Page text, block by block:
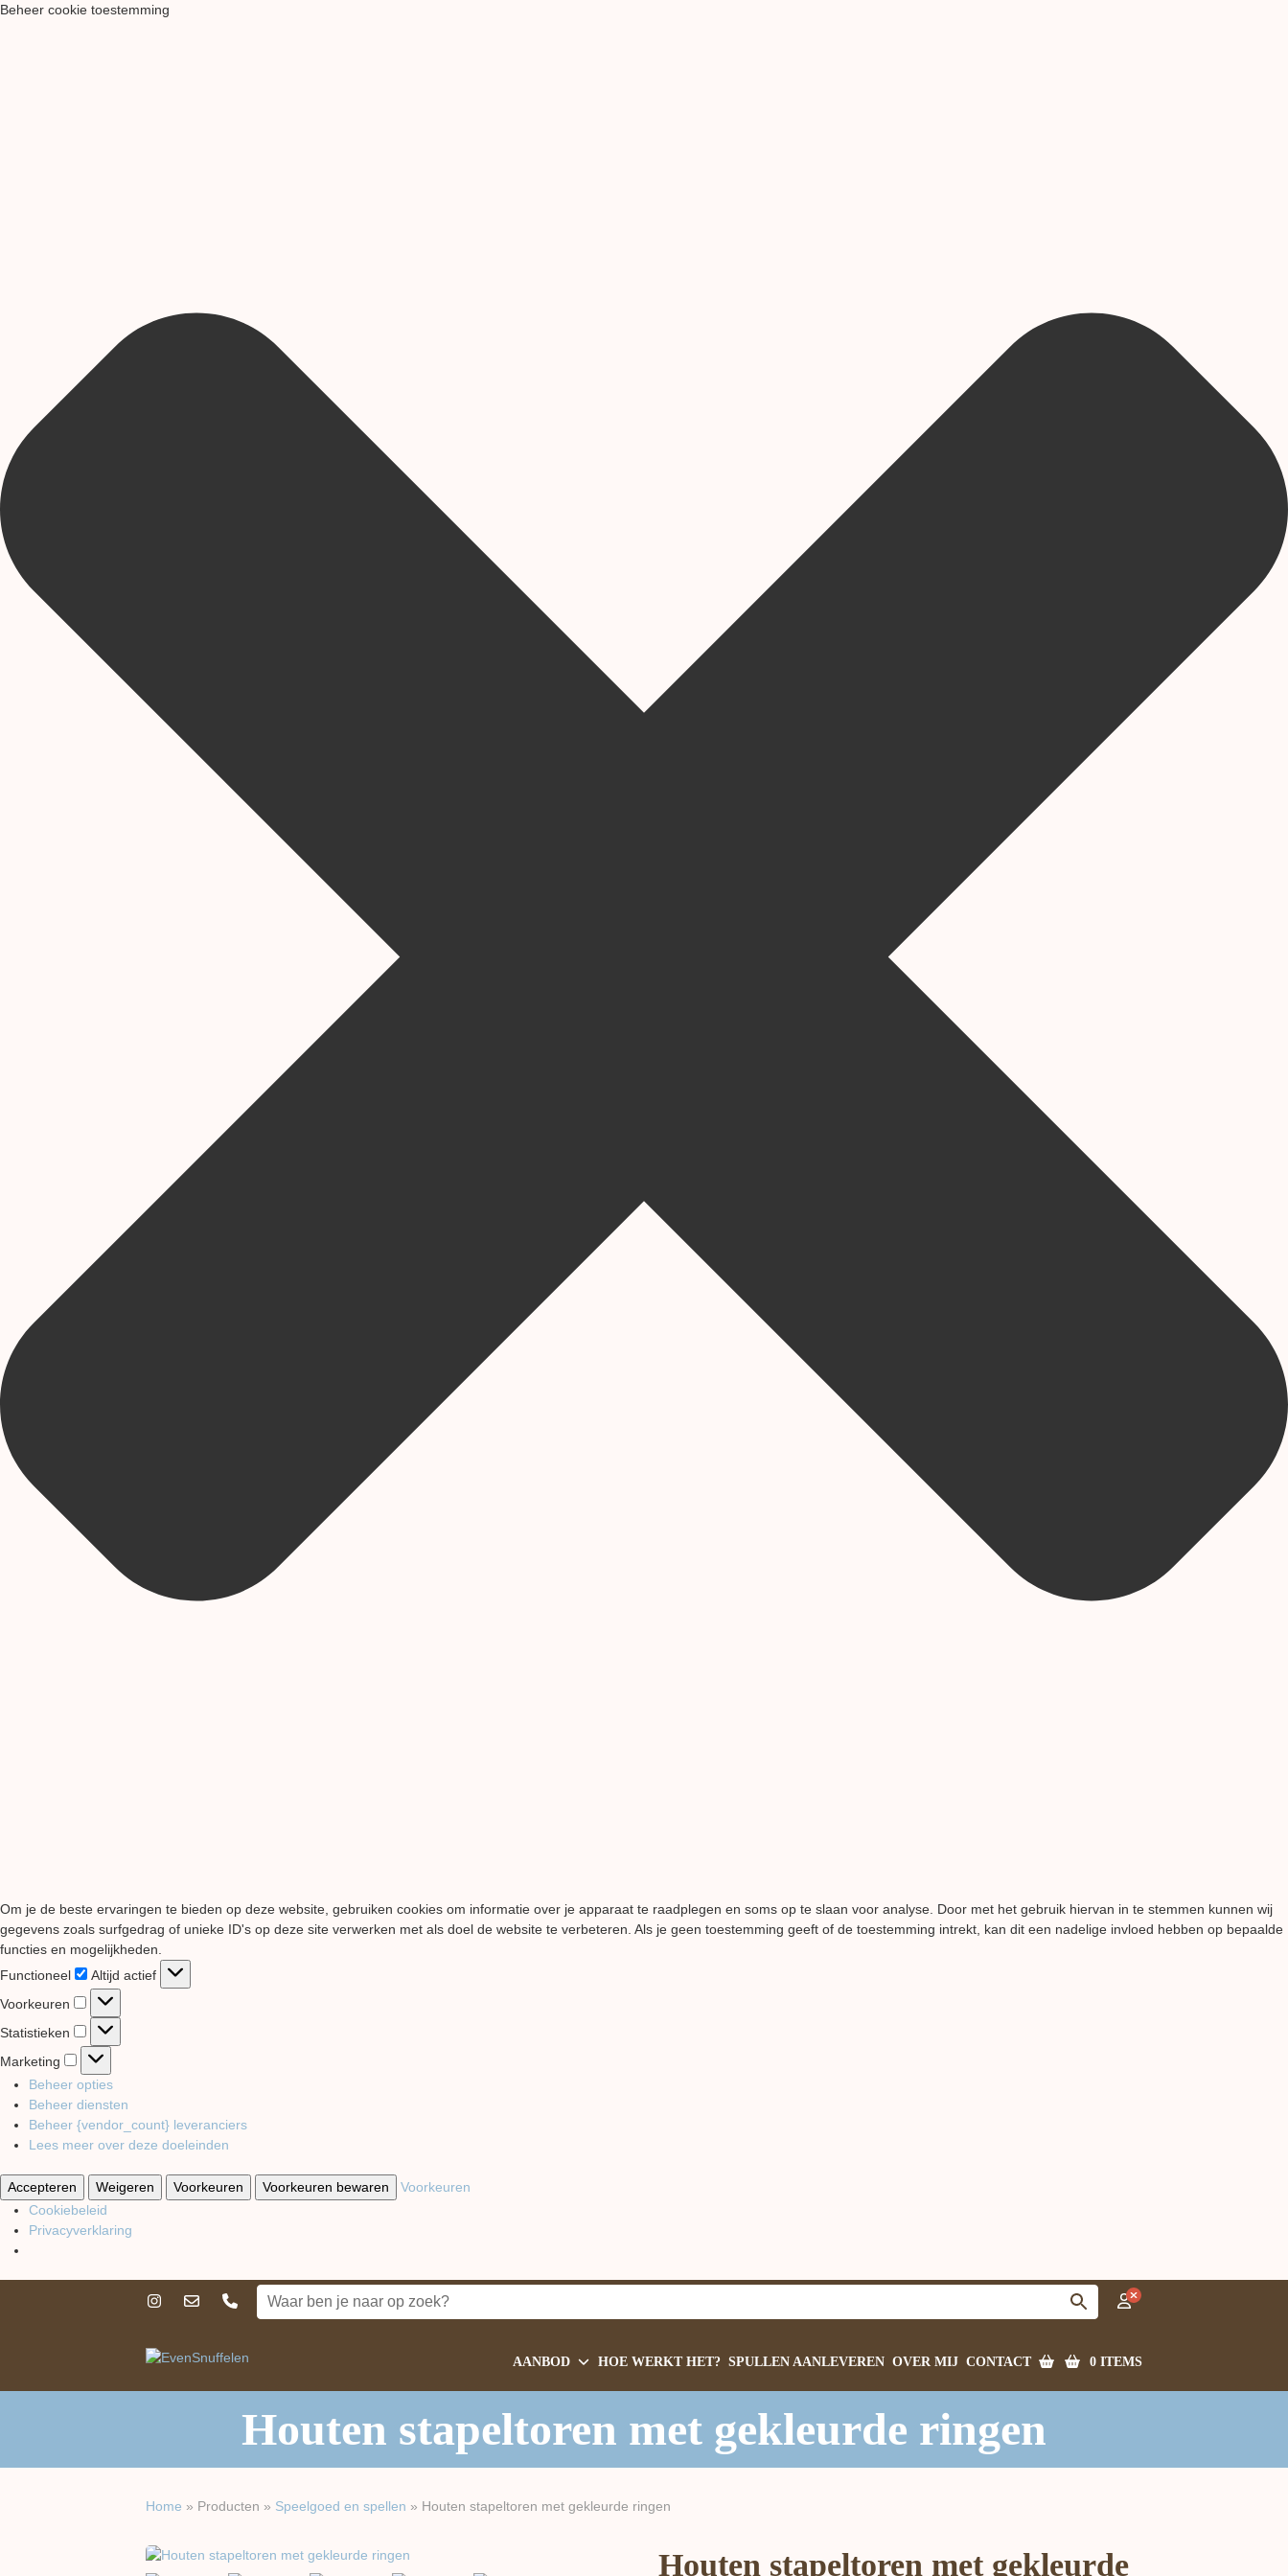
Beheer cookie toestemming
Om je de beste ervaringen te bieden op deze website, gebruiken cookies om informatie over je apparaat te raadplegen en soms op te slaan voor analyse. Door met het gebruik hiervan in te stemmen kunnen wij
gegevens zoals surfgedrag of unieke ID's op deze site verwerken met als doel de website te verbeteren. Als je geen toestemming geeft of de toestemming intrekt, kan dit een nadelige invloed hebben op bepaalde
functies en mogelijkheden.
Functioneel
Functioneel
Altijd actief
Voorkeuren
Voorkeuren
Statistieken Statistieken
Marketing
Marketing
Beheer opties
Beheer diensten
Beheer {vendor_count} leveranciers
Lees meer over deze doeleinden
Accepteren Weigeren Voorkeuren Voorkeuren bewaren
Voorkeuren
Cookiebeleid
Privacyverklaring
AANBOD HOE WERKT HET? SPULLEN AANLEVEREN OVER MIJ CONTACT 0 ITEMS
Houten stapeltoren met gekleurde ringen
Home » Producten » Speelgoed en spellen » Houten stapeltoren met gekleurde ringen
Houten stapeltoren met gekleurde